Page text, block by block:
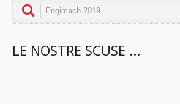
LE NOSTRE SCUSE ...